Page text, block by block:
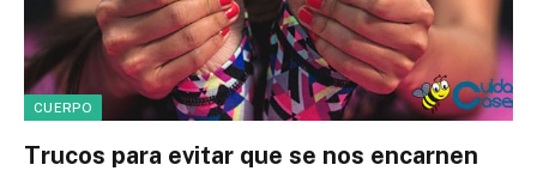
CUERPO
Trucos para evitar que se nos encarnen